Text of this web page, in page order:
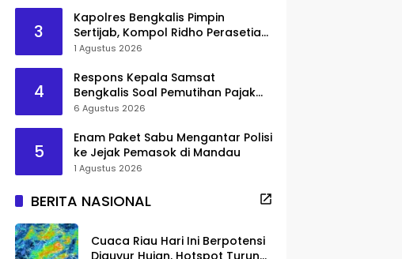
3
Kapolres Bengkalis Pimpin
Sertijab, Kompol Ridho Perasetia
Jadi Wakapolres
1 Agustus 2026
4
Respons Kepala Samsat
Bengkalis Soal Pemutihan Pajak
Disorot
6 Agustus 2026
5
Enam Paket Sabu Mengantar Polisi
ke Jejak Pemasok di Mandau
1 Agustus 2026
BERITA NASIONAL
Cuaca Riau Hari Ini Berpotensi
Diguyur Hujan, Hotspot Turun